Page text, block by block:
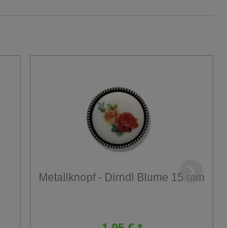
Metallknopf - Dirndl Blume 15 mm